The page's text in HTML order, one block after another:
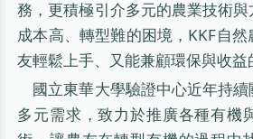
務，更積極引介多元的農業技術
成本高、轉型難的困境，KKF自
友輕鬆上手、又能兼顧環保與收益
國立東華大學驗證中心近年持
多元需求，致力於推廣各種有機